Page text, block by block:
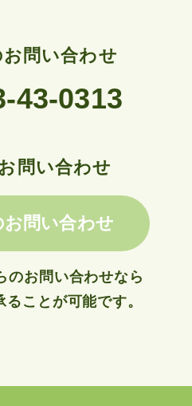
問い合わせ
43-0313
問い合わせ
問い合わせ
のお問い合わせなら
ことが可能です。